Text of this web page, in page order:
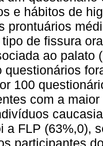
e hábitos de
prontuários
de fissura
ao palato
questionários
100
com a
a FLP (63%,0),
participantes